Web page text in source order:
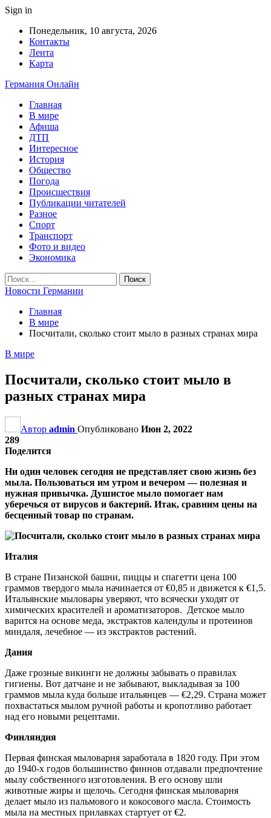
Sign in
Понедельник, 10 августа, 2026
Контакты
Лента
Карта
Германия Онлайн
Главная
В мире
Афиша
ДТП
Интересное
История
Общество
Погода
Происшествия
Публикации читателей
Разное
Спорт
Транспорт
Фото и видео
Экономика
Новости Германии
Главная
В мире
Посчитали, сколько стоит мыло в разных странах мира
В мире
Посчитали, сколько стоит мыло в
разных странах мира
Автор admin Опубликовано Июн 2, 2022
289
Поделится
Ни один человек сегодня не представляет свою жизнь без
мыла. Пользоваться им утром и вечером — полезная и
нужная привычка. Душистое мыло помогает нам
уберечься от вирусов и бактерий. Итак, сравним цены на
бесценный товар по странам.
Италия
В стране Пизанской башни, пиццы и спагетти цена 100
граммов твердого мыла начинается от €0,85 и движется к €1,5.
Итальянские мыловары уверяют, что всячески уходят от
химических красителей и ароматизаторов. Детское мыло
варится на основе меда, экстрактов календулы и протеинов
миндаля, лечебное — из экстрактов растений.
Дания
Даже грозные викинги не должны забывать о правилах
гигиены. Вот датчане и не забывают, выкладывая за 100
граммов мыла куда больше итальянцев — €2,29. Страна может
похвастаться мылом ручной работы и кропотливо работает
над его новыми рецептами.
Финляндия
Первая финская мыловарня заработала в 1820 году. При этом
до 1940-х годов большинство финнов отдавали предпочтение
мылу собственного изготовления. В его основу шли
животные жиры и щелочь. Сегодня финская мыловарня
делает мыло из пальмового и кокосового масла. Стоимость
мыла на местных прилавках стартует от €2.